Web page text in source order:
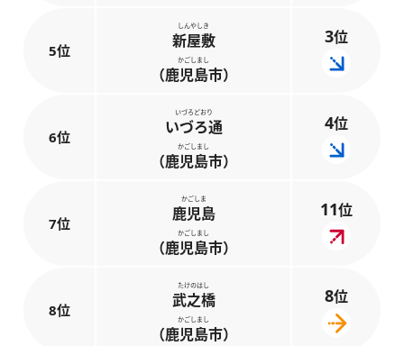
5位
しんやしき
新屋敷
かごしまし
（鹿児島市）
3位
6位
いづろどおり
いづろ通
かごしまし
（鹿児島市）
4位
7位
かごしま
鹿児島
かごしまし
（鹿児島市）
11位
8位
たけのはし
武之橋
かごしまし
（鹿児島市）
8位